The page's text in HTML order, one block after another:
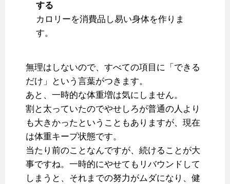
する
カロリーを消費品し易い身体を作りま
す。
無理はしないので、すべての項目に「できる
だけ」という言葉がつきます。
あと、一時的な体重増は気にしません。
割と太っていたのでやせしろが普通の人より
も大きかったということもありますが、現在
は体重キープ状態です。
当たり前のことなんですが、続けることが大
事ですね。一時的にやせてもリバウンドして
しまうと、それまでの努力がムダになり、健